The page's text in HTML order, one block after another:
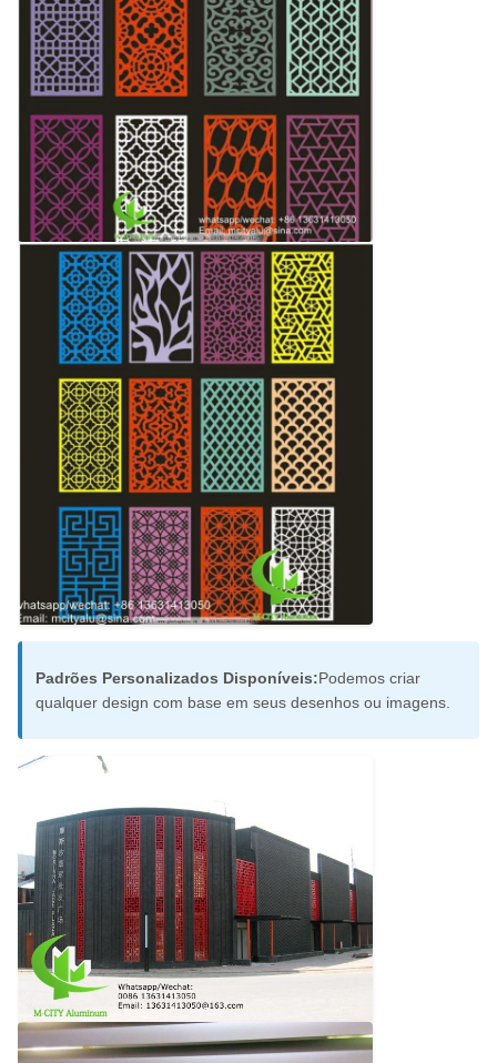
Padrões Personalizados Disponíveis:Podemos criar
qualquer design com base em seus desenhos ou imagens.